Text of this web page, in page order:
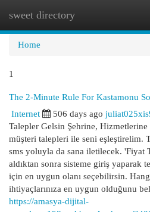
sweet directory
Home
1
The 2-Minute Rule For Kastamonu
Internet 506 days ago
Talepler Gelsin Şehrine, Hizmetlerine
müşteri talepleri ile seni eşleştirelim.
sms yoluyla da sana iletilecek.
aldıktan sonra sisteme giriş yaparak
için en uygun olanı seçebilirsin.
ihtiyaçlarınıza en uygun olduğunu
https://amasya-dijital-